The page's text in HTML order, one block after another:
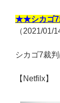
★★シカゴ7
（2021/01/
シカゴ7裁
【Netfilx】